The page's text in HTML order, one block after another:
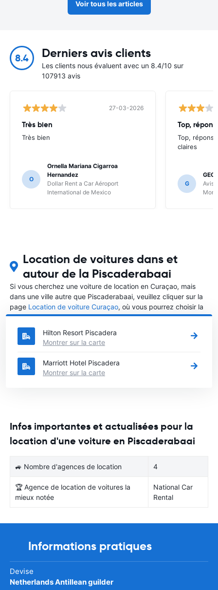
Voir tous les articles
8.4 Derniers avis clients
Les clients nous évaluent avec un 8.4/10 sur
107913 avis
27-03-2026
Très bien
Très bien
O
Ornella Mariana Cigarroa
Hernandez
Dollar Rent a Car Aéroport
International de Mexico
Top,
claires
G
Avis
Location de voitures dans et
autour de la Piscaderabaai
Si vous cherchez une voiture de location en Curaçao, mais
dans une ville autre que Piscaderabaai, veuillez cliquer sur la
page Location de voiture Curaçao, où vous pourrez choisir la
ville dans le Curaçao où vous souhaitez louer une voiture.
Hilton Resort Piscadera
Montrer sur la carte
Marriott Hotel Piscadera
Montrer sur la carte
Infos importantes et actualisées pour la
location d'une voiture en Piscaderabaai
🚙 Nombre d'agences de location 4
🏆 Agence de location de voitures la
mieux notée
National Car
Rental
Informations pratiques
Devise
Netherlands Antillean guilder